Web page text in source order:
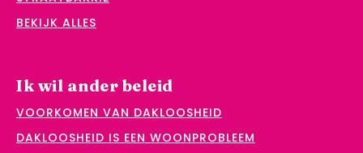
BEKIJK ALLES
Ik wil ander beleid
VOORKOMEN VAN DAKLOOSHEID
DAKLOOSHEID IS EEN WOONPROBLEEM